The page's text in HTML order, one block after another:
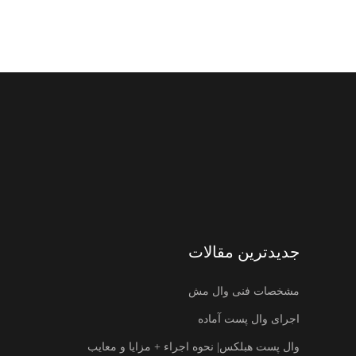
جدیدترین مقالات
مشخصات فنی وال مش
اجرای وال پست آماده
وال پست هبلکس| نحوه اجراء + مزایا و معایب